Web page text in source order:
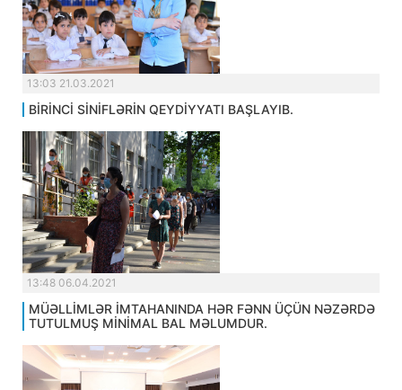
13:03 21.03.2021
BİRİNCİ SİNİFLƏRİN QEYDİYYATI BAŞLAYIB.
13:48 06.04.2021
MÜƏLLİMLƏR İMTAHANINDA HƏR FƏNN ÜÇÜN NƏZƏRDƏ
TUTULMUŞ MİNİMAL BAL MƏLUMDUR.